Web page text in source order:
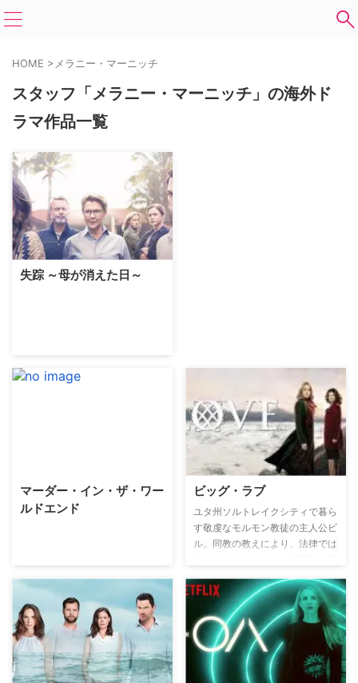
HOME > メラニー・マーニッチ
スタッフ「メラニー・マーニッチ」の海外ド
ラマ作品一覧
失踪 ～母が消えた日～
マーダー・イン・ザ・ワー
ルドエンド
ビッグ・ラブ
ユタ州ソルトレイクシティで暮ら
す敬虔なモルモン教徒の主人公ビ
ル。同教の教えにより、法律では
まれた子どもたちと一緒に奇妙な
生活を送る彼の奮闘を描いてい
る。